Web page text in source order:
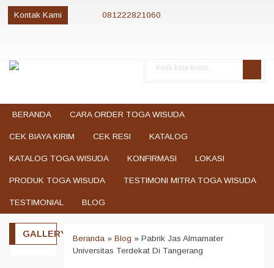
Kontak Kami 081222821060
BERANDA
CARA ORDER TOGA WISUDA
CEK BIAYA KIRIM CEK RESI KATALOG
KATALOG TOGA WISUDA KONFIRMASI LOKASI
PRODUK TOGA WISUDA TESTIMONI MITRA TOGA WISUDA
TESTIMONIAL BLOG
Beranda» Blog » Pabrik Jas Almamater
Universitas Terdekat Di Tangerang
GALLERY